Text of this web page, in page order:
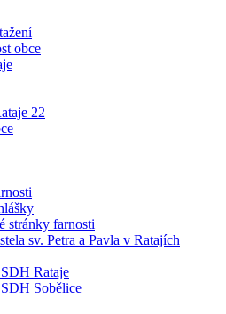
obce
22
stránky farnosti
sv. Petra a Pavla v Ratajích
Rataje
Sobělice